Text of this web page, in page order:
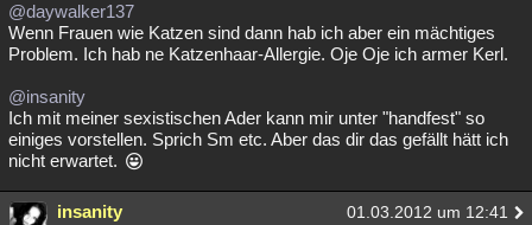
@daywalker137
Wenn Frauen wie Katzen sind dann hab ich aber ein mächtiges
Problem. Ich hab ne Katzenhaar-Allergie. Oje Oje ich armer Kerl.
@insanity
Ich mit meiner sexistischen Ader kann mir unter "handfest" so
einiges vorstellen. Sprich Sm etc. Aber das dir das gefällt hätt ich
nicht erwartet.
insanity 01.03.2012 um 12:41